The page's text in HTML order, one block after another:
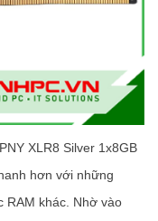
XLR8 Silver 1x8GB
hơn với những
RAM khác. Nhờ vào